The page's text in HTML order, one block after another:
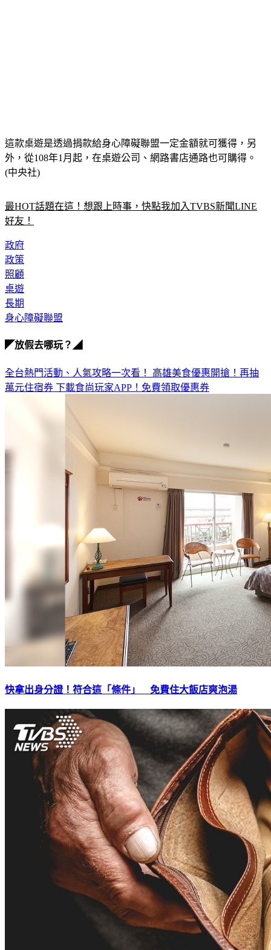
這款桌遊是透過捐款給身心障礙聯盟一定金額就可獲得，另
外，從108年1月起，在桌遊公司、網路書店通路也可購得。
(中央社)
最HOT話題在這！想跟上時事，快點我加入TVBS新聞LINE
好友！
政府
政策
照顧
桌遊
長期
身心障礙聯盟
◤放假去哪玩？◢
全台熱門活動、人氣攻略一次看！ 高雄美食優惠開搶！再抽
萬元住宿券 下載食尚玩家APP！免費領取優惠券
快拿出身分證！符合這「條件」 免費住大飯店爽泡湯